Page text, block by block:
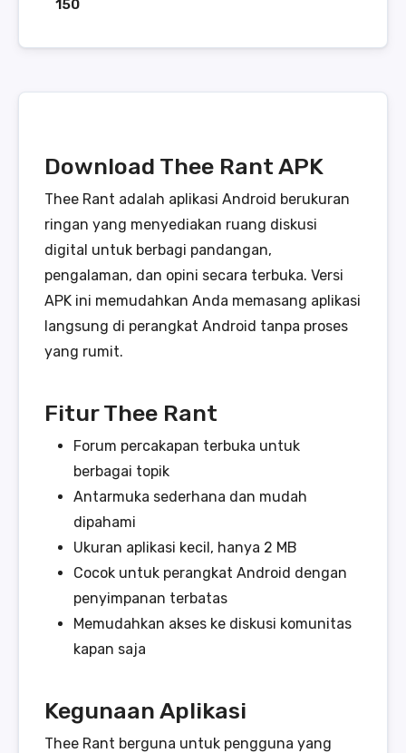
150
Download Thee Rant APK
Thee Rant adalah aplikasi Android berukuran
ringan yang menyediakan ruang diskusi
digital untuk berbagi pandangan,
pengalaman, dan opini secara terbuka. Versi
APK ini memudahkan Anda memasang aplikasi
langsung di perangkat Android tanpa proses
yang rumit.
Fitur Thee Rant
Forum percakapan terbuka untuk
berbagai topik
Antarmuka sederhana dan mudah
dipahami
Ukuran aplikasi kecil, hanya 2 MB
Cocok untuk perangkat Android dengan
penyimpanan terbatas
Memudahkan akses ke diskusi komunitas
kapan saja
Kegunaan Aplikasi
Thee Rant berguna untuk pengguna yang